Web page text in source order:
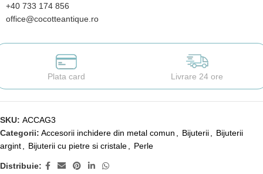
+40 733 174 856
office@cocotteantique.ro
Plata card Livrare 24 ore
SKU: ACCAG3
Categorii: Accesorii inchidere din metal comun Bijuterii
Bijuterii
argint
Bijuterii cu pietre si cristale Perle
Distribuie: